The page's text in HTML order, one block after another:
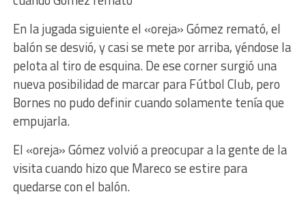
En la jugada siguiente el «oreja» Gómez remató, el
balón se desvió, y casi se mete por arriba, yéndose la
pelota al tiro de esquina. De ese corner surgió una
nueva posibilidad de marcar para Fútbol Club, pero
Bornes no pudo definir cuando solamente tenía que
empujarla.
El «oreja» Gómez volvió a preocupar a la gente de la
visita cuando hizo que Mareco se estire para
quedarse con el balón.